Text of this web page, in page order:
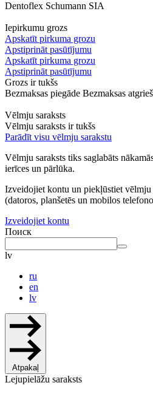
Dentoflex Schumann SIA
Iepirkumu grozs
Apskatīt pirkuma grozu
Apstiprināt pasūtījumu
Apskatīt pirkuma grozu
Apstiprināt pasūtījumu
Grozs ir tukšs
Bezmaksas piegāde Bezmaksas
Vēlmju saraksts
Vēlmju saraksts ir tukšs
Parādīt visu vēlmju sarakstu
Vēlmju saraksts tiks saglabāts
ierīces un pārlūka.
Izveidojiet kontu un piekļūstiet vēlmju
(datoros, planšetēs un mobilos
Izveidojiet kontu
Поиск
lv
ru
en
lv
Atpakaļ
Lejupielāžu saraksts